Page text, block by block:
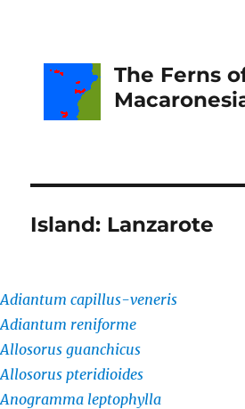
The Ferns
Island: Lanzarote
Adiantum capillus-veneris
Adiantum reniforme
Allosorus guanchicus
Allosorus pteridioides
Anogramma leptophylla